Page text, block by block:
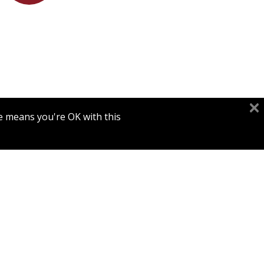
you're OK with this.